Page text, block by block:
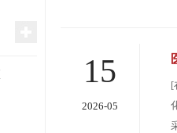
15
2026-05
[